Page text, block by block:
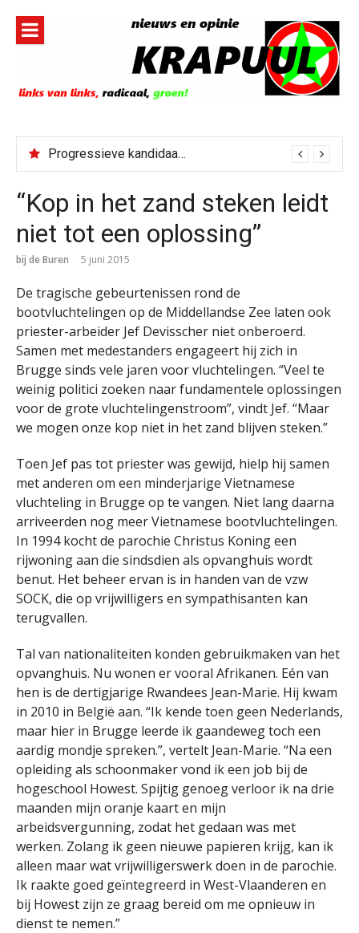
inhoud
Progressieve kandidaat El-Sayed senaatskandidaat Michigan
“Kop in het zand steken leidt
niet tot een oplossing”
bij de Buren 5 juni 2015
De tragische gebeurtenissen rond de
bootvluchtelingen op de Middellandse Zee laten ook
priester-arbeider Jef Devisscher niet onberoerd.
Samen met medestanders engageert hij zich in
Brugge sinds vele jaren voor vluchtelingen. “Veel te
weinig politici zoeken naar fundamentele oplossingen
voor de grote vluchtelingenstroom”, vindt Jef. “Maar
we mogen onze kop niet in het zand blijven steken.”
Toen Jef pas tot priester was gewijd, hielp hij samen
met anderen om een minderjarige Vietnamese
vluchteling in Brugge op te vangen. Niet lang daarna
arriveerden nog meer Vietnamese bootvluchtelingen.
In 1994 kocht de parochie Christus Koning een
rijwoning aan die sindsdien als opvanghuis wordt
benut. Het beheer ervan is in handen van de vzw
SOCK, die op vrijwilligers en sympathisanten kan
terugvallen.
Tal van nationaliteiten konden gebruikmaken van het
opvanghuis. Nu wonen er vooral Afrikanen. Eén van
hen is de dertigjarige Rwandees Jean-Marie. Hij kwam
in 2010 in België aan. “Ik kende toen geen Nederlands,
maar hier in Brugge leerde ik gaandeweg toch een
aardig mondje spreken.”, vertelt Jean-Marie. “Na een
opleiding als schoonmaker vond ik een job bij de
hogeschool Howest. Spijtig genoeg verloor ik na drie
maanden mijn oranje kaart en mijn
arbeidsvergunning, zodat het gedaan was met
werken. Zolang ik geen nieuwe papieren krijg, kan ik
alleen maar wat vrijwilligerswerk doen in de parochie.
Ik raakte goed geïntegreerd in West-Vlaanderen en
bij Howest zijn ze graag bereid om me opnieuw in
dienst te nemen.”